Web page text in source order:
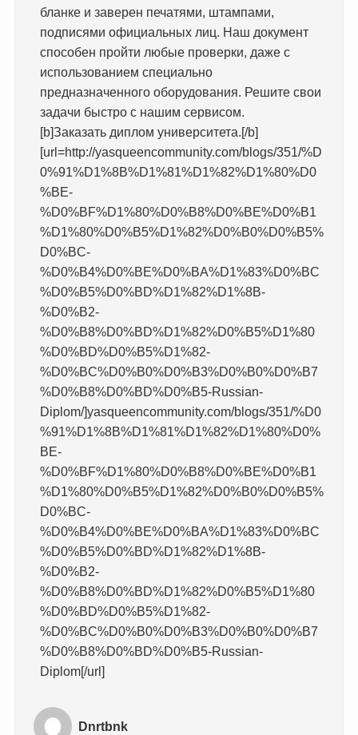
бланке и заверен печатями, штампами,
подписями официальных лиц. Наш документ
способен пройти любые проверки, даже с
использованием специально
предназначенного оборудования. Решите свои
задачи быстро с нашим сервисом.
[b]Заказать диплом университета.[/b]
[url=http://yasqueencommunity.com/blogs/351/%D
0%91%D1%8B%D1%81%D1%82%D1%80%D0
%BE-
%D0%BF%D1%80%D0%B8%D0%BE%D0%B1
%D1%80%D0%B5%D1%82%D0%B0%D0%B5%
D0%BC-
%D0%B4%D0%BE%D0%BA%D1%83%D0%BC
%D0%B5%D0%BD%D1%82%D1%8B-
%D0%B2-
%D0%B8%D0%BD%D1%82%D0%B5%D1%80
%D0%BD%D0%B5%D1%82-
%D0%BC%D0%B0%D0%B3%D0%B0%D0%B7
%D0%B8%D0%BD%D0%B5-Russian-
Diplom/]yasqueencommunity.com/blogs/351/%D0
%91%D1%8B%D1%81%D1%82%D1%80%D0%
BE-
%D0%BF%D1%80%D0%B8%D0%BE%D0%B1
%D1%80%D0%B5%D1%82%D0%B0%D0%B5%
D0%BC-
%D0%B4%D0%BE%D0%BA%D1%83%D0%BC
%D0%B5%D0%BD%D1%82%D1%8B-
%D0%B2-
%D0%B8%D0%BD%D1%82%D0%B5%D1%80
%D0%BD%D0%B5%D1%82-
%D0%BC%D0%B0%D0%B3%D0%B0%D0%B7
%D0%B8%D0%BD%D0%B5-Russian-
Diplom[/url]
Dnrtbnk